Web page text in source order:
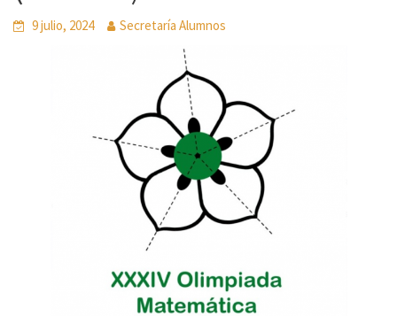
9 julio, 2024 Secretaría Alumnos